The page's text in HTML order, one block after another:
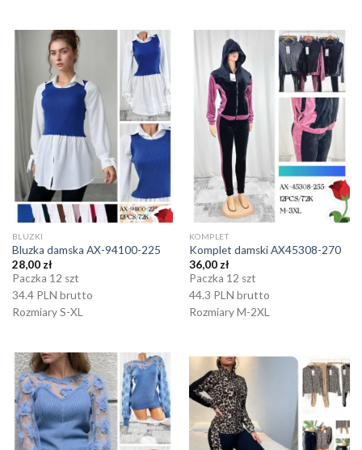
BLUZKI
Bluzka damska AX-94100-225
28,00zł
Paczka 12 szt
34.4 PLN brutto
Rozmiary S-XL
KOMPLET
Komplet damski AX45308-270
36,00zł
Paczka 12 szt
44.3 PLN brutto
Rozmiary M-2XL